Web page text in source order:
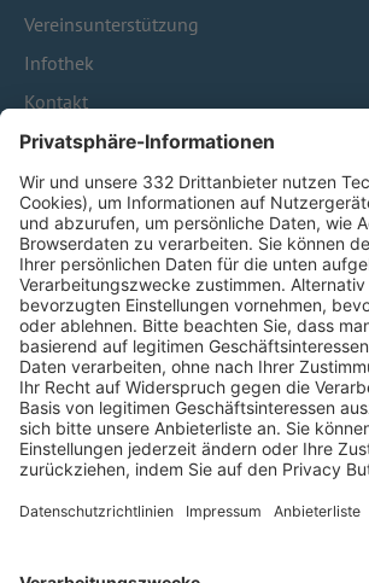
Vereinsunterstützung
Infothek
Kontakt
HÄUFIG BESUCHTE SEITEN
Pässe und Vereinswechsel
Trainerausbildung
Schulungsangebot Vereinsmitarbeiter
BFV-Geschäftsstellen
Trainerbörse
Login SpielPlus
FOLGE DEM BFV